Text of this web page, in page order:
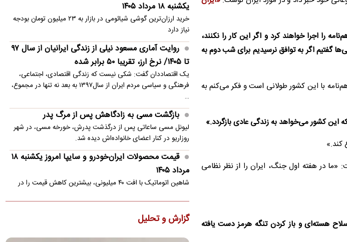
را اجرا خواهند کرد و اگر این کار را نکنند،
گفتیم اگر به توافق نرسیدیم برای شب دوم به
با این کشور طولانی است و فکر می‌کنم به
این کشور می‌خواهد به زندگی عادی بازگردد.»
کند.»
«ما در هفته اول جنگ، ایران را از نظر نظامی
سلاح هسته‌ای و باز کردن تنگه هرمز دست یافته
یکشنبه ۱۸ مرداد ۱۴۰۵
خرید ارزان‌ترین گوشی شیائومی در بازار به ۲۳ میلیون تومان بودجه
نیاز دارد
روایت آماری مسعود نیلی از زندگی ایرانیان از سال ۹۷
تا ۱۴۰۵/ نرخ ارز، تقریبا ۵۰ برابر شده
یک اقتصاددان گفت: شکی نیست که زندگی اقتصادی، اجتماعی،
فرهنگی و سیاسی مردم ایران از سال۱۳۹۷ به بعد نه تنها در مجموع،
…
بازگشت مسی به زادگاهش پس از مرگ پدر
لیونل مسی ساعاتی پس از درگذشت پدرش، خورخه مسی، در شهر
روزاریو در کنار اعضای خانواده‌اش دیده شد.
قیمت محصولات ایران‌خودرو و سایپا امروز یکشنبه ۱۸
مرداد ۱۴۰۵
شاهین اتوماتیک با افت ۴۰ میلیونی، بیشترین کاهش قیمت را در
عقبگرد رامین رضاییان؛ او از پرسپولیس پیشنهاد دارد؟
بلاتکلیف است.
گزارش و تحلیل